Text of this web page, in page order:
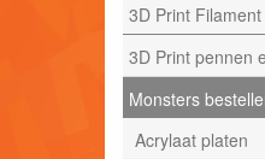
3D Print Filament
3D Print pennen
Monsters
Acrylaat platen